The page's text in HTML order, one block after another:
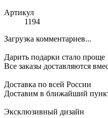
Артикул
1194
Загрузка комментариев...
Дарить подарки стало проще
Все заказы доставляются
Доставка по всей России
Доставим в ближайший
Эксклюзивный дизайн